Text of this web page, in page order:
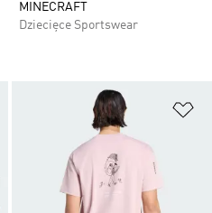
MINECRAFT
Dziecięce Sportswear
Dodaj do listy życzeń